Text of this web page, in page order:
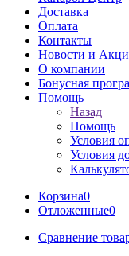
Доставка
Оплата
Контакты
Новости и
О компании
Бонусная
Помощь
Назад
Помощь
Условия
Условия
Корзина0
Отложенные0
Сравнение